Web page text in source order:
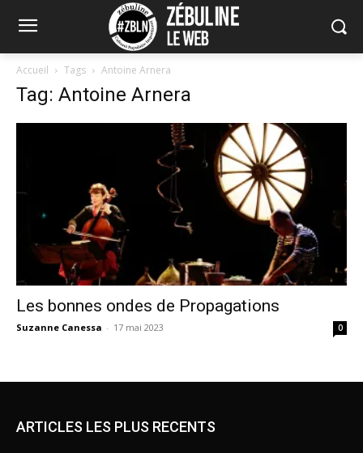
Accueil Tags Antoine Arnera
Tag: Antoine Arnera
Les bonnes ondes de Propagations
Suzanne Canessa - 17 mai 2023 0
ARTICLES LES PLUS RECENTS